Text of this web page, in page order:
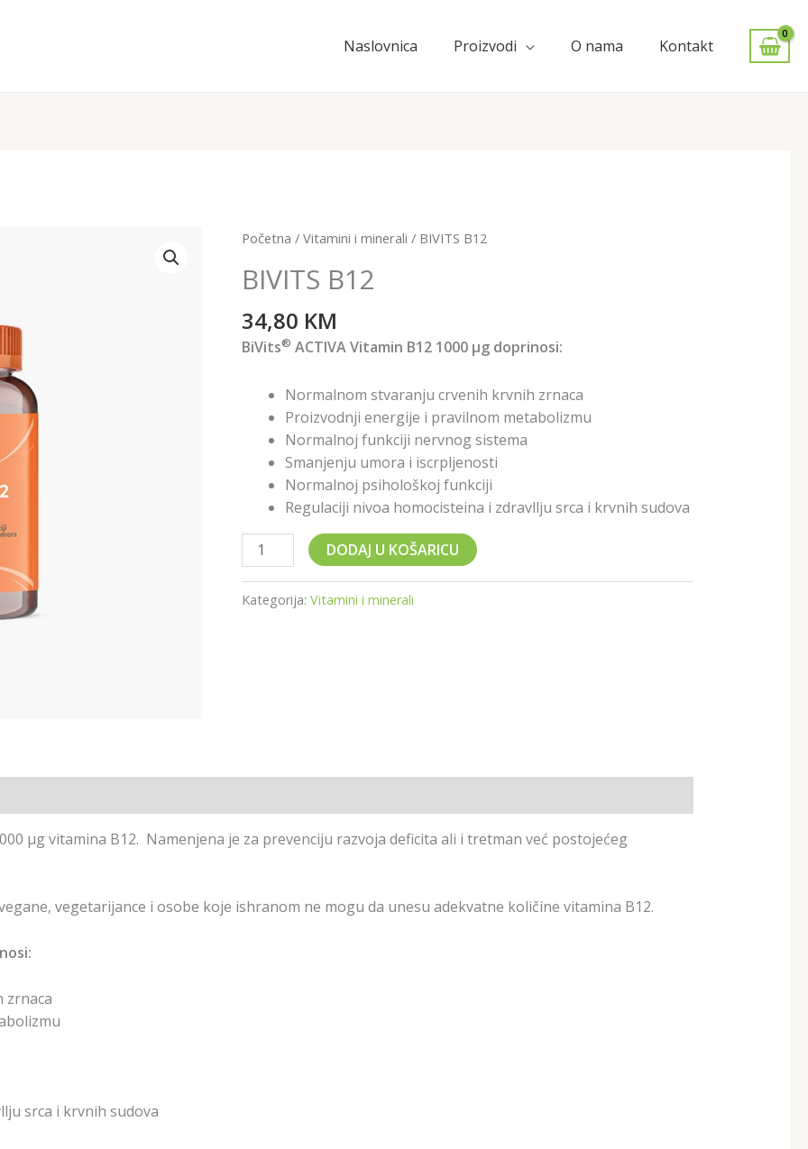
Naslovnica Proizvodi O nama Kontakt
Početna / Vitamini i minerali / BIVITS B12
BIVITS B12
34,80 KM
BiVits® ACTIVA Vitamin B12 1000 µg doprinosi:
Normalnom stvaranju crvenih krvnih zrnaca
Proizvodnji energije i pravilnom metabolizmu
Normalnoj funkciji nervnog sistema
Smanjenju umora i iscrpljenosti
Normalnoj psihološkoj funkciji
Regulaciji nivoa homocisteina i zdravllju srca i krvnih sudova
BIVITS
količina
DODAJ U KOŠARICU
Kategorija: Vitamini i minerali
µg vitamina B12. Namenjena je za prevenciju razvoja deficita ali i tretman već postojećeg
vegetarijance i osobe koje ishranom ne mogu da unesu adekvatne količine vitamina B12.
zrnaca
srca i krvnih sudova